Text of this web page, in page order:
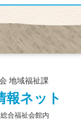
地域福祉課
報ネット
合福祉会館内